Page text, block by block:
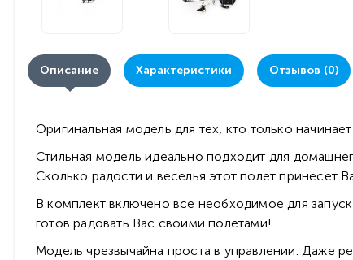
Описание Характеристики Отзывов (0)
Оригинальная модель для тех, кто только
Стильная модель идеально подходит для
Сколько радости и веселья этот полет принесет
В комплект включено все необходимое для
готов радовать Вас своими полетами!
Модель чрезвычайна проста в управлении. Даже